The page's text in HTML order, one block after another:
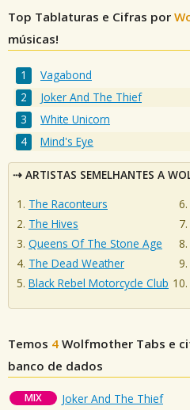
Top Tablaturas e Cifras por
músicas!
Vagabond
Joker And The Thief
White Unicorn
Mind's Eye
ARTISTAS SEMELHANTES A
The Raconteurs
The Hives
Queens Of The Stone Age
The Dead Weather
Black Rebel Motorcycle Club
Temos 4 Wolfmother Tabs e
banco de dados
MIX Joker And The Thief